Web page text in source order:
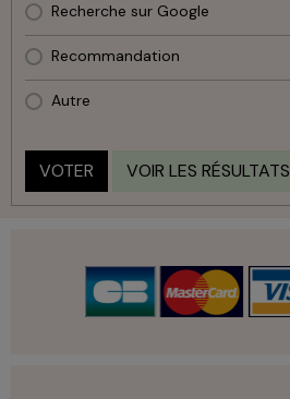
Recherche sur Google
Recommandation
Autre
VOTER VOIR LES RÉSULTATS